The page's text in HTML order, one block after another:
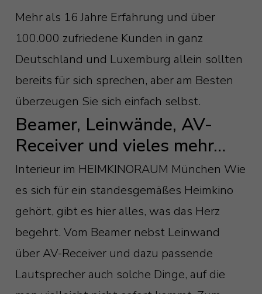
Mehr als 16 Jahre Erfahrung und über
100.000 zufriedene Kunden in ganz
Deutschland und Luxemburg allein sollten
bereits für sich sprechen, aber am Besten
überzeugen Sie sich einfach selbst.
Beamer, Leinwände, AV-
Receiver und vieles mehr…
Interieur im HEIMKINORAUM München Wie
es sich für ein standesgemäßes Heimkino
gehört, gibt es hier alles, was das Herz
begehrt. Vom Beamer nebst Leinwand
über AV-Receiver und dazu passende
Lautsprecher auch solche Dinge, auf die